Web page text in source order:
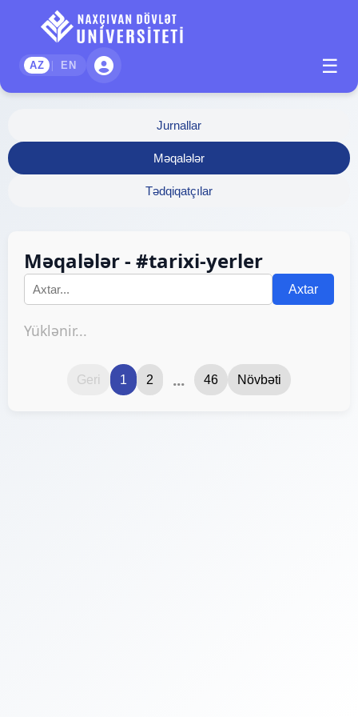
AZ | EN ☰
Jurnallar
Məqalələr
Tədqiqatçılar
Məqalələr - #tarixi-yerler
Axtar
Yüklənir...
Geri 1 2 ... 46 Növbəti